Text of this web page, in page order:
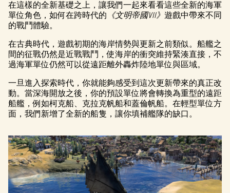
在這樣的全新基礎之上，讓我們一起來看看這些全新的海軍
單位角色，如何在跨時代的 《文明帝國VII》 遊戲中帶來不同
的戰鬥體驗。
在古典時代，遊戲初期的海岸情勢與更新之前類似。船艦之
間的征戰仍然是近戰戰鬥，使海岸的衝突維持緊湊直接，不
過海軍單位仍然可以從遠距離外轟炸陸地單位與區域。
一旦進入探索時代，你就能夠感受到這次更新帶來的真正改
動。當深海開放之後，你的預設單位將會轉換為重型的遠距
船艦，例如柯克船、克拉克帆船和蓋倫帆船。在輕型單位方
面，我們新增了全新的船隻，讓你填補艦隊的缺口。